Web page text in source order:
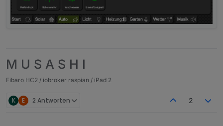
M U S A S H I
Fibaro HC2 / iobroker raspian / iPad 2
K E 2 Antworten 2